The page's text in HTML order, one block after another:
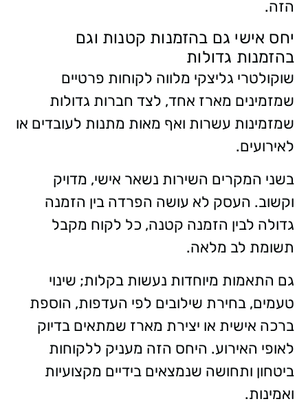
הזה.
יחס אישי גם בהזמנות קטנות וגם
בהזמנות גדולות
שוקולטרי גליצקי מלווה לקוחות פרטיים
שמזמינים מארז אחד, לצד חברות גדולות
שמזמינות עשרות ואף מאות מתנות לעובדים או
לאירועים.
בשני המקרים השירות נשאר אישי, מדויק
וקשוב. העסק לא עושה הפרדה בין הזמנה
גדולה לבין הזמנה קטנה, כל לקוח מקבל
תשומת לב מלאה.
גם התאמות מיוחדות נעשות בקלות; שינוי
טעמים, בחירת שילובים לפי העדפות, הוספת
ברכה אישית או יצירת מארז שמתאים בדיוק
לאופי האירוע. היחס הזה מעניק ללקוחות
ביטחון ותחושה שנמצאים בידיים מקצועיות
ואמינות.